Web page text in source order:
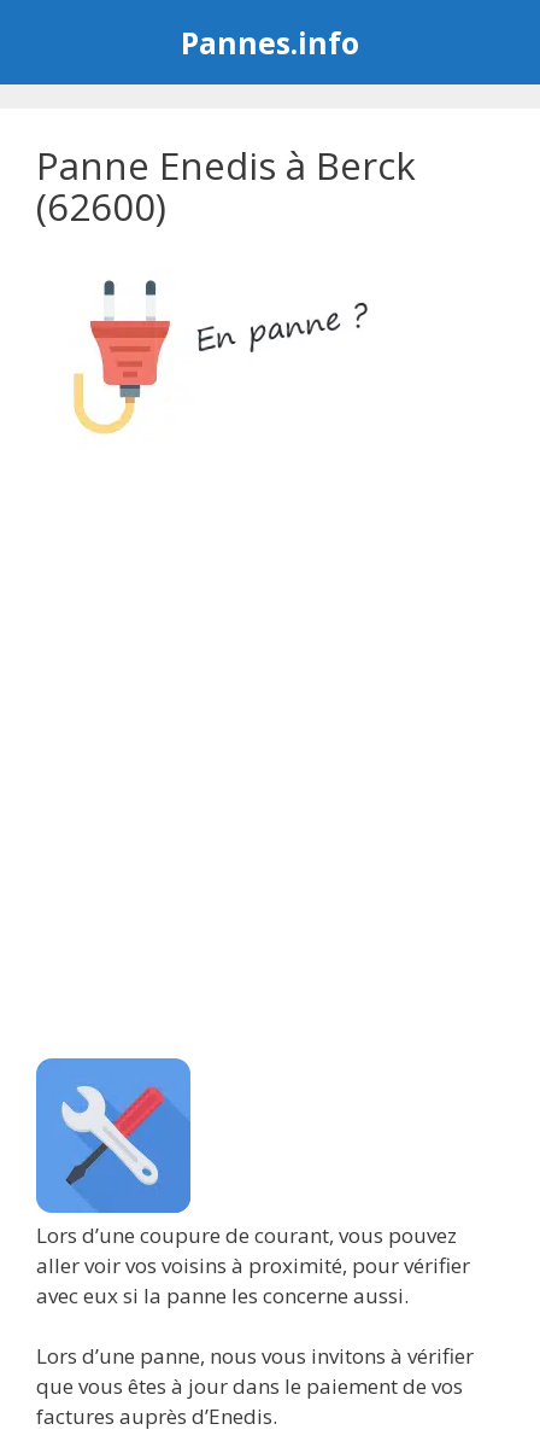
Pannes.info
Panne Enedis à Berck
(62600)
Lors d’une coupure de courant, vous pouvez
aller voir vos voisins à proximité, pour vérifier
avec eux si la panne les concerne aussi.
Lors d’une panne, nous vous invitons à vérifier
que vous êtes à jour dans le paiement de vos
factures auprès d’Enedis.